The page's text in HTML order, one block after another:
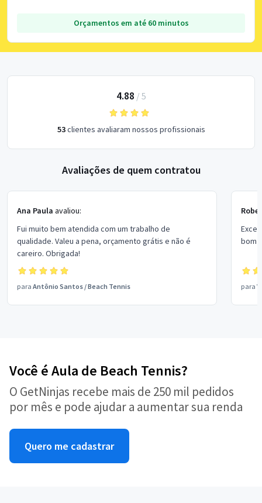
Orçamentos em até 60 minutos
4.88 / 5
53clientes avaliaram nossos profissionais
Avaliações de quem contratou
Ana Paula avaliou:
Fui muito bem atendida com um trabalho de
qualidade. Valeu a pena, orçamento grátis e não é
careiro. Obrigada!
para Antônio Santos /Beach Tennis
bom
para
Você é Aula de Beach Tennis?
O GetNinjas recebe mais de 250 mil pedidos
por mês e pode ajudar a aumentar sua renda
Quero me cadastrar